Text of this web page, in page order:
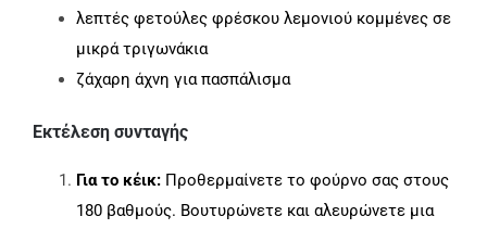
λεπτές φετούλες φρέσκου λεμονιού κομμένες σε
μικρά τριγωνάκια
ζάχαρη άχνη για πασπάλισμα
Εκτέλεση συνταγής
Για το κέικ: Προθερμαίνετε το φούρνο σας στους
180 βαθμούς. Βουτυρώνετε και αλευρώνετε μια